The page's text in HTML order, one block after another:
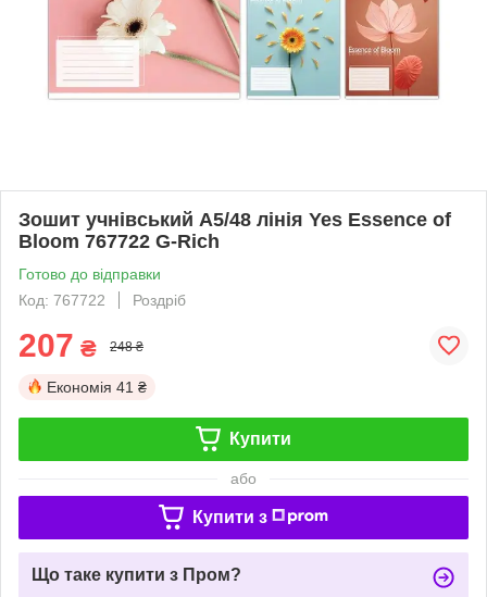
Зошит учнівський А5/48 лінія Yes Essence of
Bloom 767722 G-Rich
Готово до відправки
Код: 767722
Роздріб
207 ₴ 248 ₴
Економія 41 ₴
Купити
або
Купити з
Що таке купити з Пром?